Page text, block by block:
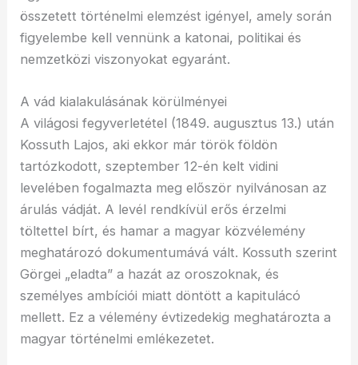
összetett történelmi elemzést igényel, amely során
figyelembe kell vennünk a katonai, politikai és
nemzetközi viszonyokat egyaránt.
A vád kialakulásának körülményei
A világosi fegyverletétel (1849. augusztus 13.) után
Kossuth Lajos, aki ekkor már török földön
tartózkodott, szeptember 12-én kelt vidini
levelében fogalmazta meg először nyilvánosan az
árulás vádját. A levél rendkívül erős érzelmi
töltettel bírt, és hamar a magyar közvélemény
meghatározó dokumentumává vált. Kossuth szerint
Görgei „eladta” a hazát az oroszoknak, és
személyes ambíciói miatt döntött a kapitulácó
mellett. Ez a vélemény évtizedekig meghatározta a
magyar történelmi emlékezetet.